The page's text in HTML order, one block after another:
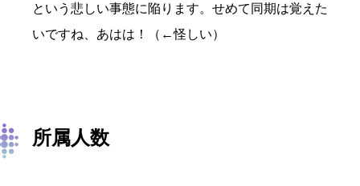
という悲しい事態に陥ります。せめて同期は覚えた
いですね、あはは！（←怪しい）
所属人数